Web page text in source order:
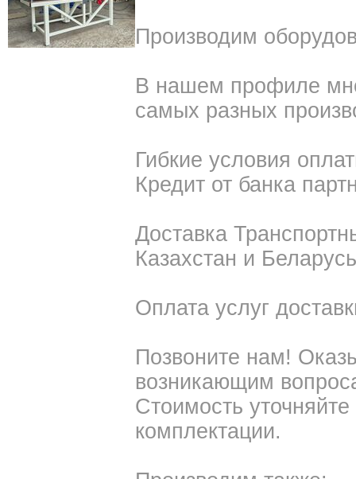
Производим
В нашем профиле
самых разных
Гибкие условия
Кредит от банка
Доставка
Казахстан и Беларусь
Оплата услуг
Позвоните нам!
возникающим
Стоимость
комплектации.